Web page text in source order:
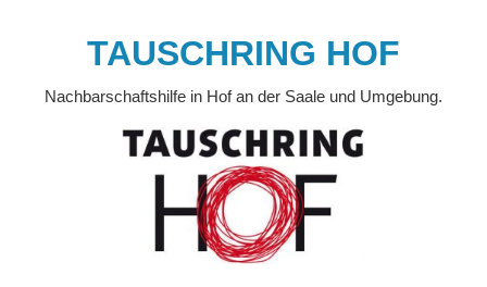
TAUSCHRING HOF
Nachbarschaftshilfe in Hof an der Saale und Umgebung.